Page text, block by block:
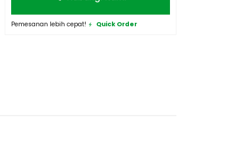
Pemesanan lebih cepat! Quick Order